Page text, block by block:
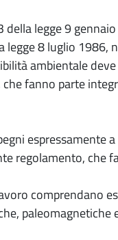
legge 9
legge 8 luglio 1986,
ambientale
fanno parte
espressamente
regolamento, che
comprendano
paleomagnetiche